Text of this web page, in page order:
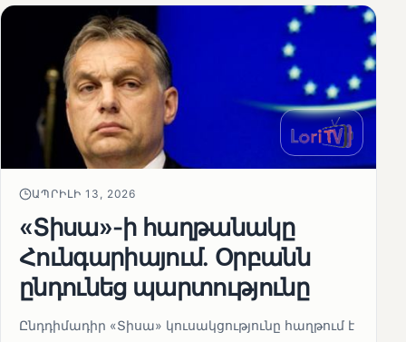
ԱՊՐԻԼԻ 13, 2026
«Տիսա»-ի հաղթանակը
Հունգարիայում․ Օրբանն
ընդունեց պարտությունը
Ընդդիմադիր «Տիսա» կուսակցությունը հաղթում է